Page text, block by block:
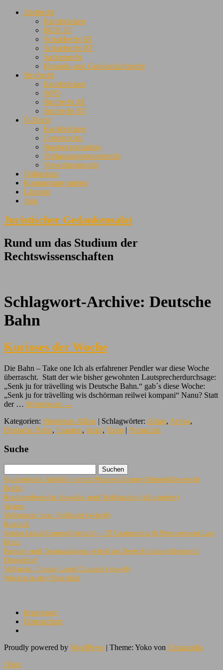
Zivilrecht
Eselsbrücken
BGB AT
Schuldrecht AT
Schuldrecht BT
Sachenrecht
Handels- und Gesellschaftsrecht
Strafrecht
Eselsbrücken
StPO
Strafrecht AT
Strafrecht BT
Ö-Recht
Eselsbrücken
Grundrechte
Staatsorganisation
Verfassungsprozessrecht
Verwaltungsrecht
Onlinekurs
Kommentare mieten
Literatur
Jobs
Juristischer Gedankensalat
Rund um das Studium der
Rechtswissenschaften
Schlagwort-Archive: Deutsche
Bahn
Kurioses der Woche
Die Bahn – Take one Ich als erfahrener Pendler war diese Woche
überrascht. Statt der wie bisher gewohnten Lautsprecherdurchsage:
„Senk ju for trävelling wis Deutsche Bahn.“ gab´s diese Woche:
„Senk ju for trävelling wis dschörman reilwei kompani“ Nanu? Statt
der … Weiterlesen →
Kategorien: Studenten-Alltag | Schlagwörter: Alltag, Arriva,
Deutsche Bahn, Examen, Jurist, Turm | Permalink
Suche
Studentische Aushilfe w/m/d Prozessführung | Immobilienrecht
Berlin
Rechtsreferendar Anwalts- und Wahlstation (all genders)
Siegen
Volljuristin bzw. Volljurist (w/m/d)
Rostock
Senior Legal Counsel (m/w/d) – IT Contracting & Procurement Law
Bonn
Partner- und Teamassistenz w/m/d im Bereich Immobilienrecht
Düsseldorf
Volljurist / Junior Legal Counsel (m/w/d)
Weiden in der Oberpfalz
Impressum
Datenschutz
Proudly powered by WordPress | Theme: Yoko von Elmastudio
Oben